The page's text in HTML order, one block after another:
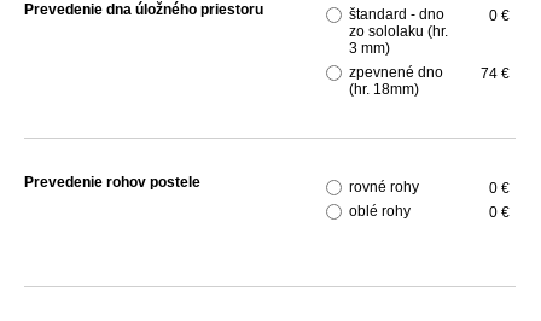
Prevedenie dna úložného priestoru
štandard - dno
zo sololaku (hr.
3 mm)
0 €
zpevnené dno
(hr. 18mm)
74 €
Prevedenie rohov postele rovné rohy
0 €
oblé rohy
0 €